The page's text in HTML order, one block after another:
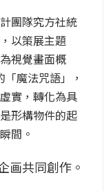
團隊究方社統
以策展主題
視覺畫面概
魔法咒語」，
實，轉化為具
形構物件的起
間。